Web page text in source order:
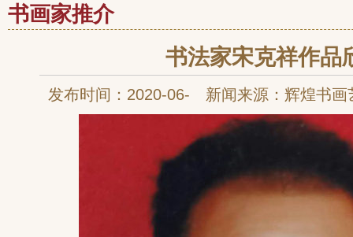
书画家推介
书法家宋克祥作品
发布时间：2020-06- 新闻来源：辉煌书画